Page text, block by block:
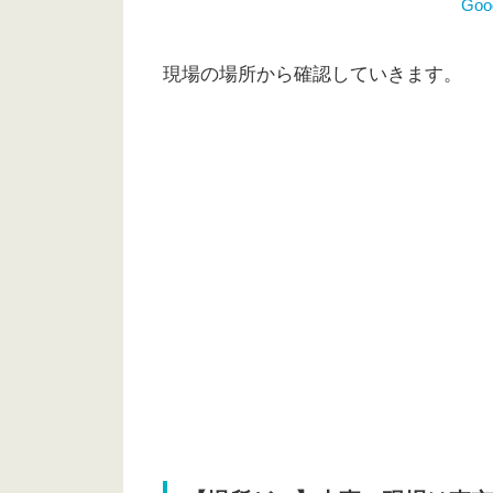
現場の場所から確認していきます。